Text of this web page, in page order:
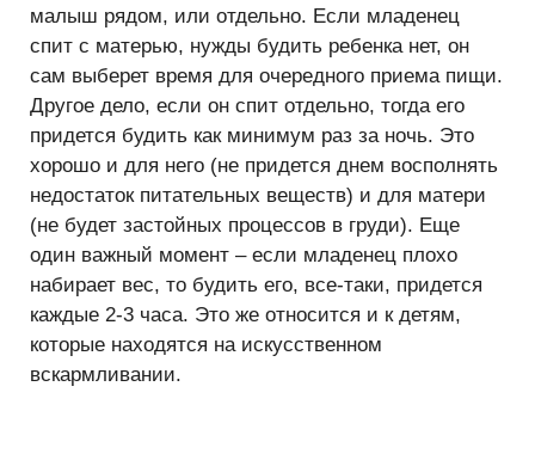
малыш рядом, или отдельно. Если младенец
спит с матерью, нужды будить ребенка нет, он
сам выберет время для очередного приема пищи.
Другое дело, если он спит отдельно, тогда его
придется будить как минимум раз за ночь. Это
хорошо и для него (не придется днем восполнять
недостаток питательных веществ) и для матери
(не будет застойных процессов в груди). Еще
один важный момент – если младенец плохо
набирает вес, то будить его, все-таки, придется
каждые 2-3 часа. Это же относится и к детям,
которые находятся на искусственном
вскармливании.